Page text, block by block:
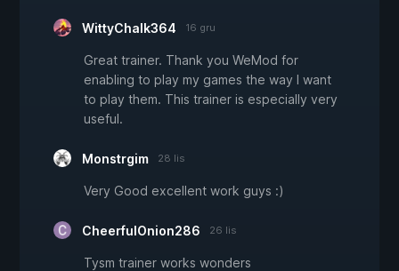
WittyChalk364 16 gru
Great trainer. Thank you WeMod for
enabling to play my games the way I want
to play them. This trainer is especially very
useful.
Monstrgim 28 lis
Very Good excellent work guys :)
CheerfulOnion286 26 lis
Tysm trainer works wonders